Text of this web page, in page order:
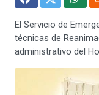
El Servicio de
técnicas de
administrativo del